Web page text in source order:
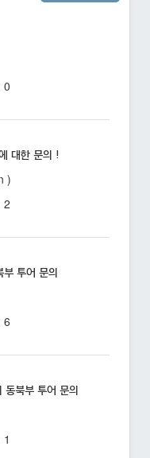
0
대한 문의 !
)
2
투어 문의
6
북부 투어 문의